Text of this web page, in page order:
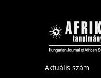
Aktuális szám